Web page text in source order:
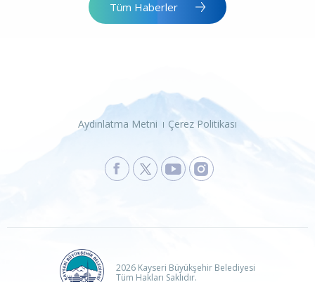
Tüm Haberler
Aydınlatma Metni Çerez Politikası
2026 Kayseri Büyükşehir Belediyesi
Tüm Hakları Saklıdır.